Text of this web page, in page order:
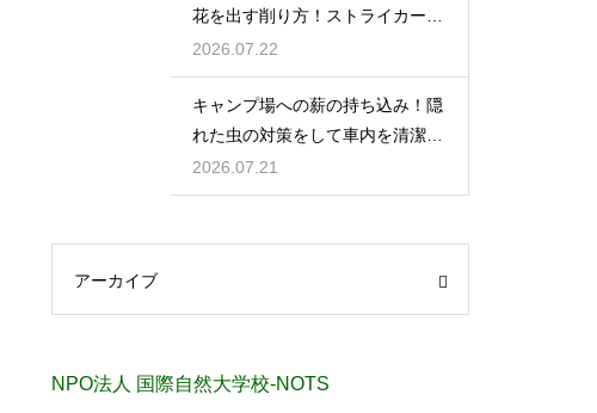
花を出す削り方！ストライカーの
角度の秘密
2026.07.22
キャンプ場への薪の持ち込み！隠
れた虫の対策をして車内を清潔に
保つ
2026.07.21
アーカイブ
NPO法人 国際自然大学校-NOTS